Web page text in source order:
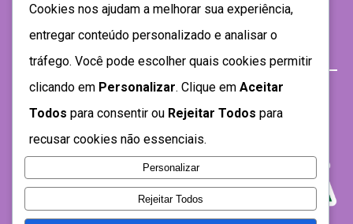
Cookies nos ajudam a melhorar sua experiência,
entregar conteúdo personalizado e analisar o
tráfego. Você pode escolher quais cookies permitir
clicando em Personalizar. Clique em Aceitar
Todos para consentir ou Rejeitar Todos para
recusar cookies não essenciais.
Personalizar
Rejeitar Todos